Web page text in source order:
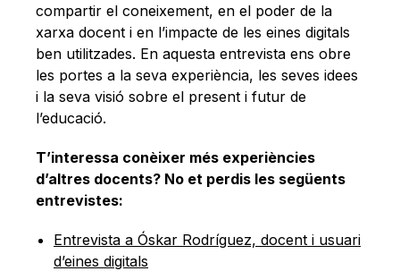
compartir el coneixement, en el poder de la
xarxa docent i en l’impacte de les eines digitals
ben utilitzades. En aquesta entrevista ens obre
les portes a la seva experiència, les seves idees
i la seva visió sobre el present i futur de
l’educació.
T’interessa conèixer més experiències
d’altres docents? No et perdis les següents
entrevistes:
Entrevista a Óskar Rodríguez, docent i usuari
d’eines digitals